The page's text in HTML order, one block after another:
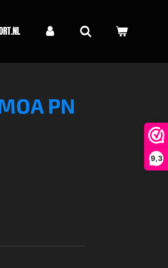
9,3
PN